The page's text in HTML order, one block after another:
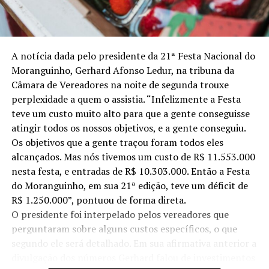
A notícia dada pelo presidente da 21ª Festa Nacional do
Moranguinho, Gerhard Afonso Ledur, na tribuna da
Câmara de Vereadores na noite de segunda trouxe
perplexidade a quem o assistia. “Infelizmente a Festa
teve um custo muito alto para que a gente conseguisse
atingir todos os nossos objetivos, e a gente conseguiu.
Os objetivos que a gente traçou foram todos eles
alcançados. Mas nós tivemos um custo de R$ 11.553.000
nesta festa, e entradas de R$ 10.303.000. Então a Festa
do Moranguinho, em sua 21ª edição, teve um déficit de
R$ 1.250.000”, pontuou de forma direta.
O presidente foi interpelado pelos vereadores que
perguntaram sobre alguns custos específicos, o que